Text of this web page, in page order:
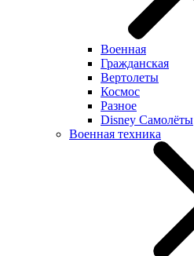
Военная
Гражданская
Вертолеты
Космос
Разное
Disney Самолёты
Военная техника